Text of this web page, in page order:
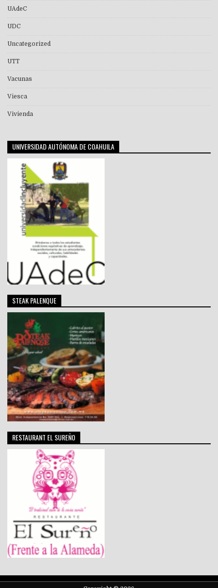
UAdeC
UDC
Uncategorized
UTT
Vacunas
Viesca
Vivienda
UNIVERSIDAD AUTÓNOMA DE COAHUILA
STEAK PALENQUE
RESTAURANT EL SUREÑO